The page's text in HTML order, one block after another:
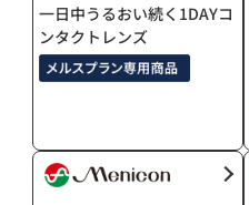
一日中うるおい続く1DAYコ
ンタクトレンズ